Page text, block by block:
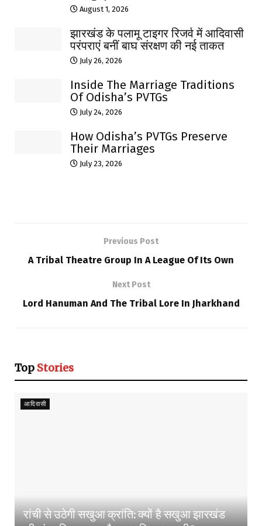
August 1, 2026
झारखंड के पलामू टाइगर रिजर्व में आदिवासी
परंपराएं बनीं बाघ संरक्षण की नई ताकत
July 26, 2026
Inside The Marriage Traditions
Of Odisha’s PVTGs
July 24, 2026
How Odisha’s PVTGs Preserve
Their Marriages
July 23, 2026
Previous Post
A Tribal Theatre Group In A League Of Its Own
Next Post
Lord Hanuman And The Tribal Lore In Jharkhand
Top Stories
आदिवासी
रांची से उठेगी सखुआ क्रांति: क्यों है सखुआ झारखंड